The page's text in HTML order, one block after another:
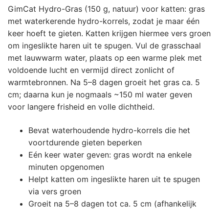
GimCat Hydro-Gras (150 g, natuur) voor katten: gras
met waterkerende hydro-korrels, zodat je maar één
keer hoeft te gieten. Katten krijgen hiermee vers groen
om ingeslikte haren uit te spugen. Vul de grasschaal
met lauwwarm water, plaats op een warme plek met
voldoende lucht en vermijd direct zonlicht of
warmtebronnen. Na 5–8 dagen groeit het gras ca. 5
cm; daarna kun je nogmaals ~150 ml water geven
voor langere frisheid en volle dichtheid.
Bevat waterhoudende hydro-korrels die het
voortdurende gieten beperken
Eén keer water geven: gras wordt na enkele
minuten opgenomen
Helpt katten om ingeslikte haren uit te spugen
via vers groen
Groeit na 5–8 dagen tot ca. 5 cm (afhankelijk